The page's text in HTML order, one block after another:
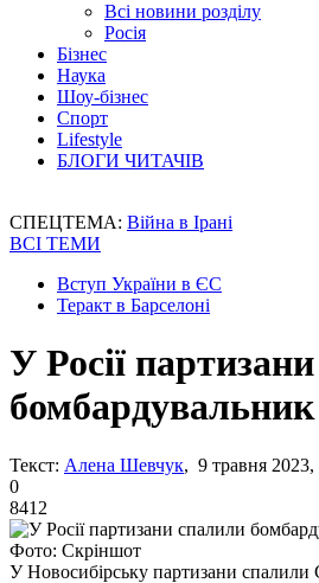
Всі новини розділу
Росія
Бізнес
Наука
Шоу-бізнес
Спорт
Lifestyle
БЛОГИ ЧИТАЧІВ
СПЕЦТЕМА: Війна в Ірані
ВСІ ТЕМИ
Вступ України в ЄС
Теракт в Барселоні
У Росії
Текст: Алена Шевчук, 9 травня 2023,
0
8412
Фото: Скріншот
У Новосибірську партизани спалили